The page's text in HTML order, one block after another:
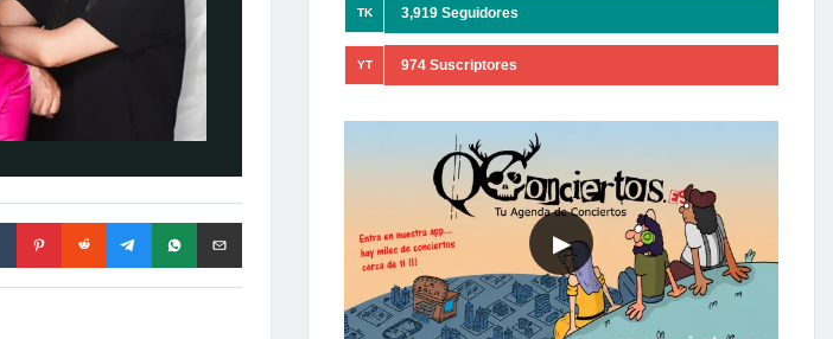
TK 3,919 Seguidores
YT 974 Suscriptores
▶